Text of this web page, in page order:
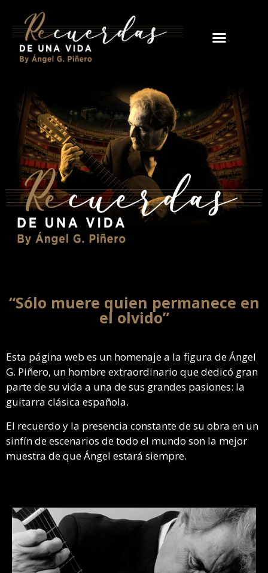
“Sólo muere quien permanece en
el olvido”
Esta página web es un homenaje a la figura de Ángel
G. Piñero, un hombre extraordinario que dedicó gran
parte de su vida a una de sus grandes pasiones: la
guitarra clásica española.
El recuerdo y la presencia constante de su obra en un
sinfín de escenarios de todo el mundo son la mejor
muestra de que Ángel estará siempre.